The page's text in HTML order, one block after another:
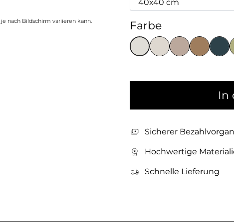
nach Bildschirm variieren kann. Farbe
In
Sicherer
Hochwertige
Schnelle Lieferung